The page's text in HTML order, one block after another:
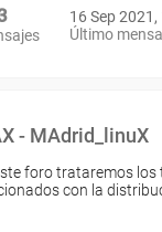
16 Sep 2021,
Último
- MAdrid_linuX
foro trataremos los
con la